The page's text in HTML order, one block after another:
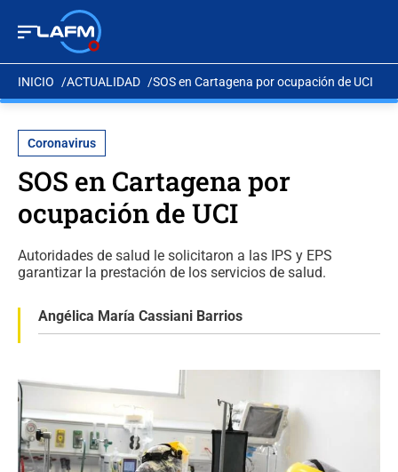
INICIO ACTUALIDAD SOS en Cartagena por ocupación de UCI
Coronavirus
SOS en Cartagena por
ocupación de UCI
Autoridades de salud le solicitaron a las IPS y EPS
garantizar la prestación de los servicios de salud.
Angélica María Cassiani Barrios